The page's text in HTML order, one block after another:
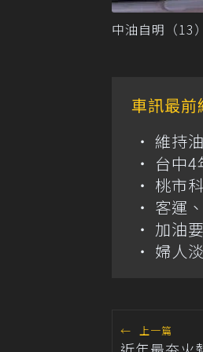
中油自明（13
車訊最前
維持
台中
桃市
客運
加油
婦人
← 上一篇